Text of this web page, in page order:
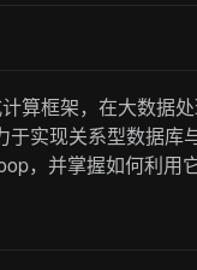
算框架，在大数据
于实现关系型数据
，并掌握如何利用